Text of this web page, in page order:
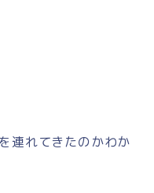
連れてきたのかわか